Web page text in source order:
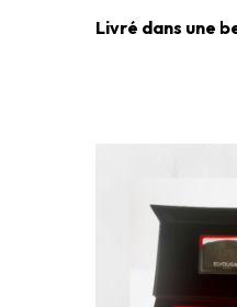
Livré dans une